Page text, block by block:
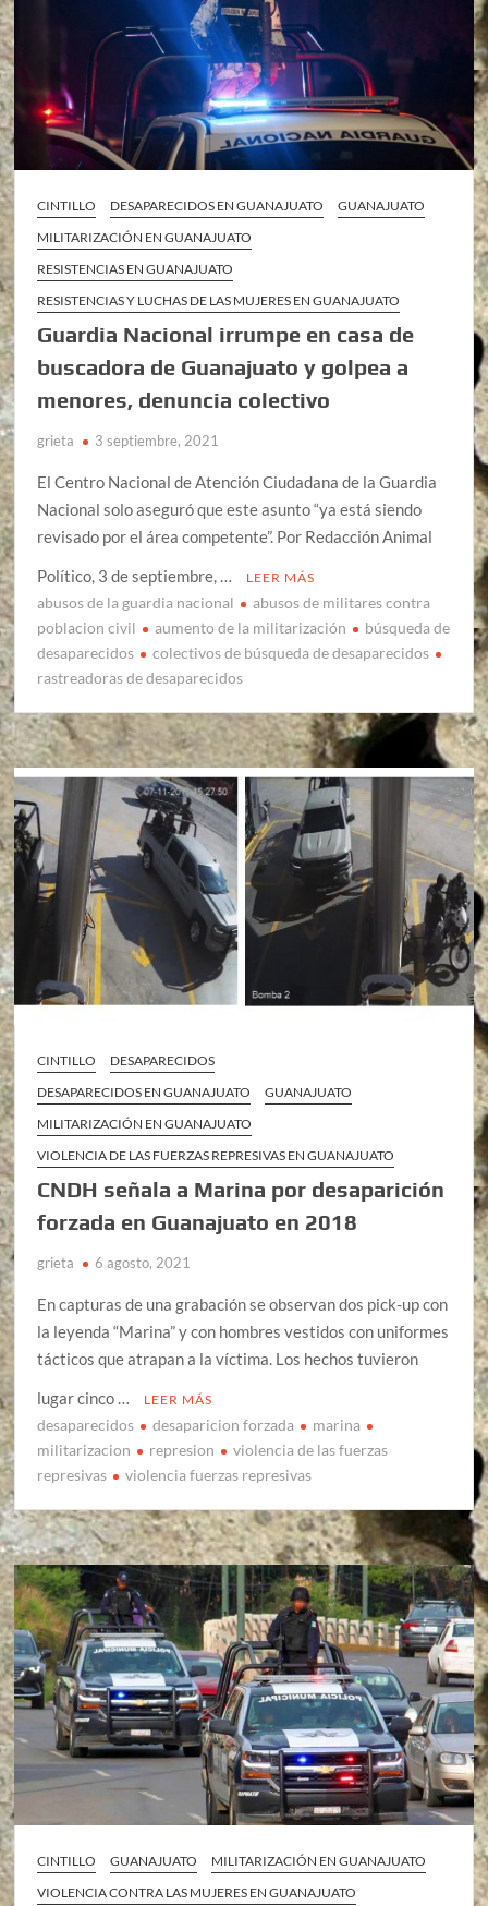
CINTILLO DESAPARECIDOS EN GUANAJUATO
GUANAJUATO
MILITARIZACIÓN EN GUANAJUATO
RESISTENCIAS EN GUANAJUATO
RESISTENCIAS Y LUCHAS DE LAS MUJERES EN GUANAJUATO
Guardia Nacional irrumpe en casa de
buscadora de Guanajuato y golpea a
menores, denuncia colectivo
grieta 3 septiembre, 2021
El Centro Nacional de Atención Ciudadana de la Guardia
Nacional solo aseguró que este asunto “ya está siendo
revisado por el área competente”. Por Redacción Animal
Político, 3 de septiembre, …
LEER MÁS
abusos de la guardia nacional
abusos de militares contra
poblacion civil
aumento de la militarización
búsqueda de
desaparecidos
colectivos de búsqueda de desaparecidos
rastreadoras de desaparecidos
CINTILLO
DESAPARECIDOS
DESAPARECIDOS EN GUANAJUATO
GUANAJUATO
MILITARIZACIÓN EN GUANAJUATO
VIOLENCIA DE LAS FUERZAS REPRESIVAS EN GUANAJUATO
CNDH señala a Marina por desaparición
forzada en Guanajuato en 2018
grieta 6 agosto, 2021
En capturas de una grabación se observan dos pick-up con
la leyenda “Marina” y con hombres vestidos con uniformes
tácticos que atrapan a la víctima. Los hechos tuvieron
lugar cinco …
LEER MÁS
desaparecidos desaparicion forzada
marina
militarizacion
represion
violencia de las fuerzas
represivas
violencia fuerzas represivas
CINTILLO GUANAJUATO
MILITARIZACIÓN EN GUANAJUATO
VIOLENCIA CONTRA LAS MUJERES EN GUANAJUATO